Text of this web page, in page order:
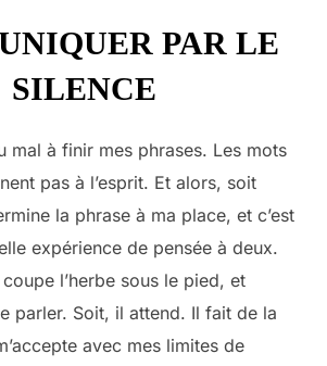
PAR LE
SILENCE
mal à finir mes phrases. Les mots
pas à l’esprit. Et alors, soit
la phrase à ma place, et c’est
expérience de pensée à deux.
l’herbe sous le pied, et
parler. Soit, il attend. Il fait de la
avec mes limites de